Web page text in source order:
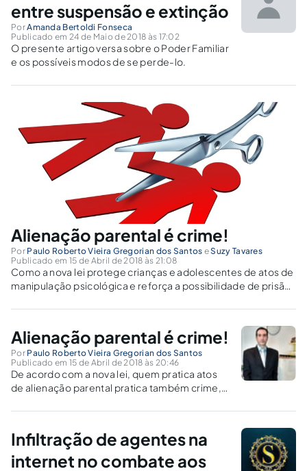
entre suspensão e extinção
PorAmanda Bertoldi Fonseca
Publicado em 24 de Maio de 2018 às 17:02
O presente artigo versa sobre o Poder Familiar
e os possíveis modos de se perde-lo.
Alienação parental é crime!
Por Paulo Roberto Vieira Gregorian dos Santos eSuzy Tavares
Publicado em 15 de Abril de 2018 às 21:08
Como a nova lei protege crianças e adolescentes de atos de
manipulação psicológica e reforça a possibilidade de prisão
medidas?
Alienação parental é crime!
Por Paulo Roberto Vieira Gregorian dos Santos
Publicado em 15 de Abril de 2018 às 20:46
De acordo com a nova lei, quem pratica atos
de alienação parental pratica também crime,
preventiva ou por descumprimento de
Lei Maria da Penha, dentre outras penalidades.
Infiltração de agentes na
internet no combate aos